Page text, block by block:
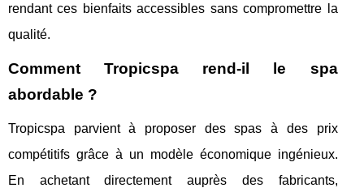
rendant ces bienfaits accessibles sans compromettre la
qualité.
Comment Tropicspa rend-il le spa
abordable ?
Tropicspa parvient à proposer des spas à des prix
compétitifs grâce à un modèle économique ingénieux.
En achetant directement auprès des fabricants,